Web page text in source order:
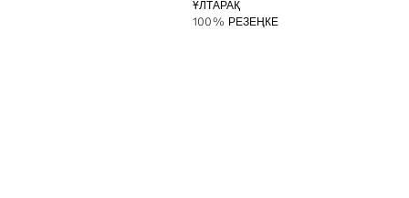
ҰЛТАРАҚ
100% РЕЗЕҢКЕ